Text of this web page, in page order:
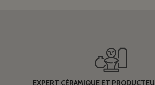
EXPERT CÉRAMIQUE ET